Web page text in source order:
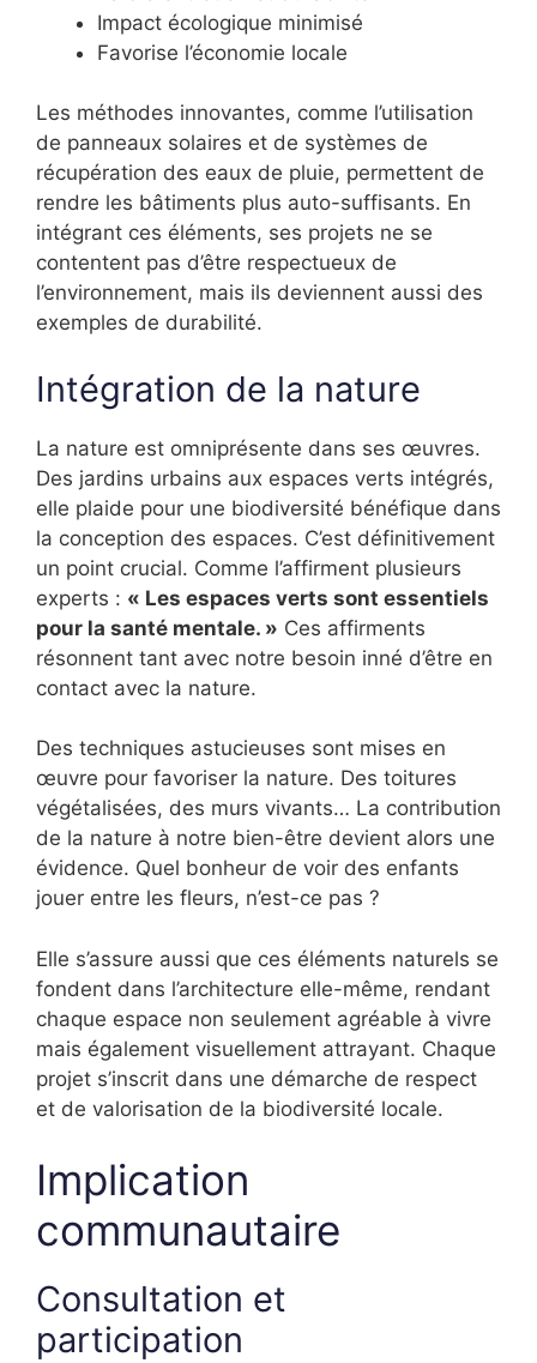
Impact écologique minimisé
Favorise l’économie locale
Les méthodes innovantes, comme l’utilisation
de panneaux solaires et de systèmes de
récupération des eaux de pluie, permettent de
rendre les bâtiments plus auto-suffisants. En
intégrant ces éléments, ses projets ne se
contentent pas d’être respectueux de
l’environnement, mais ils deviennent aussi des
exemples de durabilité.
Intégration de la nature
La nature est omniprésente dans ses œuvres.
Des jardins urbains aux espaces verts intégrés,
elle plaide pour une biodiversité bénéfique dans
la conception des espaces. C’est définitivement
un point crucial. Comme l’affirment plusieurs
experts : « Les espaces verts sont essentiels
pour la santé mentale. » Ces affirments
résonnent tant avec notre besoin inné d’être en
contact avec la nature.
Des techniques astucieuses sont mises en
œuvre pour favoriser la nature. Des toitures
végétalisées, des murs vivants… La contribution
de la nature à notre bien-être devient alors une
évidence. Quel bonheur de voir des enfants
jouer entre les fleurs, n’est-ce pas ?
Elle s’assure aussi que ces éléments naturels se
fondent dans l’architecture elle-même, rendant
chaque espace non seulement agréable à vivre
mais également visuellement attrayant. Chaque
projet s’inscrit dans une démarche de respect
et de valorisation de la biodiversité locale.
Implication
communautaire
Consultation et
participation